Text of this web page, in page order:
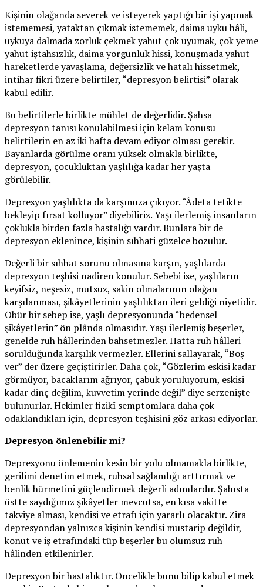
Kişinin olağanda severek ve isteyerek yaptığı bir işi yapmak
istememesi, yataktan çıkmak istememek, daima uyku hâli,
uykuya dalmada zorluk çekmek yahut çok uyumak, çok yeme
yahut iştahsızlık, daima yorgunluk hissi, konuşmada yahut
hareketlerde yavaşlama, değersizlik ve hatalı hissetmek,
intihar fikri üzere belirtiler, “depresyon belirtisi” olarak
kabul edilir.
Bu belirtilerle birlikte mühlet de değerlidir. Şahsa
depresyon tanısı konulabilmesi için kelam konusu
belirtilerin en az iki hafta devam ediyor olması gerekir.
Bayanlarda görülme oranı yüksek olmakla birlikte,
depresyon, çocukluktan yaşlılığa kadar her yaşta
görülebilir.
Depresyon yaşlılıkta da karşımıza çıkıyor. “Âdeta tetikte
bekleyip fırsat kolluyor” diyebiliriz. Yaşı ilerlemiş insanların
çoklukla birden fazla hastalığı vardır. Bunlara bir de
depresyon eklenince, kişinin sıhhati güzelce bozulur.
Değerli bir sıhhat sorunu olmasına karşın, yaşlılarda
depresyon teşhisi nadiren konulur. Sebebi ise, yaşlıların
keyifsiz, neşesiz, mutsuz, sakin olmalarının olağan
karşılanması, şikâyetlerinin yaşlılıktan ileri geldiği niyetidir.
Öbür bir sebep ise, yaşlı depresyonunda “bedensel
şikâyetlerin” ön plânda olmasıdır. Yaşı ilerlemiş beşerler,
genelde ruh hâllerinden bahsetmezler. Hatta ruh hâlleri
sorulduğunda karşılık vermezler. Ellerini sallayarak, “Boş
ver” der üzere geçiştirirler. Daha çok, “Gözlerim eskisi kadar
görmüyor, bacaklarım ağrıyor, çabuk yoruluyorum, eskisi
kadar dinç değilim, kuvvetim yerinde değil” diye serzenişte
bulunurlar. Hekimler fizikî semptomlara daha çok
odaklandıkları için, depresyon teşhisini göz arkası ediyorlar.
Depresyon önlenebilir mi?
Depresyonu önlemenin kesin bir yolu olmamakla birlikte,
gerilimi denetim etmek, ruhsal sağlamlığı arttırmak ve
benlik hürmetini güçlendirmek değerli adımlardır. Şahısta
üstte saydığımız şikâyetler mevcutsa, en kısa vakitte
takviye alması, kendisi ve etrafı için yararlı olacaktır. Zira
depresyondan yalnızca kişinin kendisi mustarip değildir,
konut ve iş etrafındaki tüp beşerler bu olumsuz ruh
hâlinden etkilenirler.
Depresyon bir hastalıktır. Öncelikle bunu bilip kabul etmek